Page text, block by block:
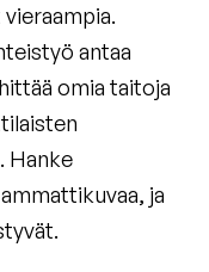
antaa
omia taitoja
Hanke
ja